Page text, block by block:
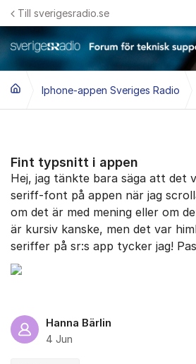
Hoppa till innehåll
Till sverigesradio.se
Frågor & svar om
Felanmäl problem med
Iphone-appen Sveriges Radio
Fint typsnitt i appen
Hej, jag tänkte bara säga att det
seriff-font på appen när jag
om det är med mening eller om
är kursiv kanske, men det var
seriffer på sr:s app tycker jag!
Hanna Bärlin
4 Jun